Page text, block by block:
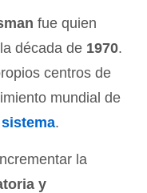
fue quien
década de 1970.
centros de
mundial de
sistema.
la
y